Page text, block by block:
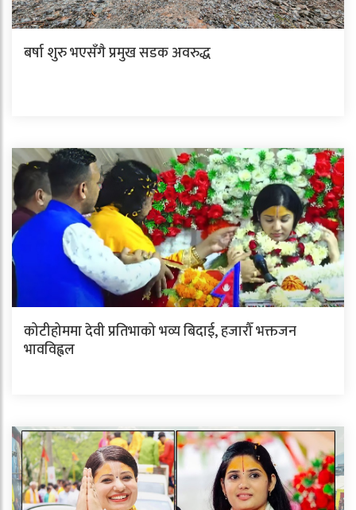
बर्षा शुरु भएसँगै प्रमुख सडक अवरुद्ध
कोटीहोममा देवी प्रतिभाको भव्य बिदाई, हजारौँ भक्तजन
भावविह्वल